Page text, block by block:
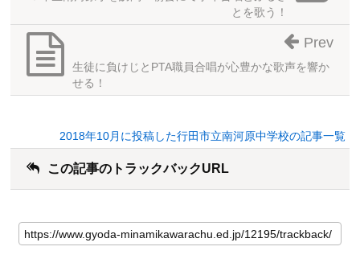
とを歌う！
生徒に負けじとPTA職員合唱が心豊かな歌声を響か
せる！
Prev
2018年10月に投稿した行田市立南河原中学校の記事一覧
この記事のトラックバックURL